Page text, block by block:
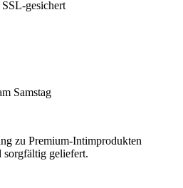
gesichert
Samstag
zu Premium-Intimprodukten
sorgfältig geliefert.